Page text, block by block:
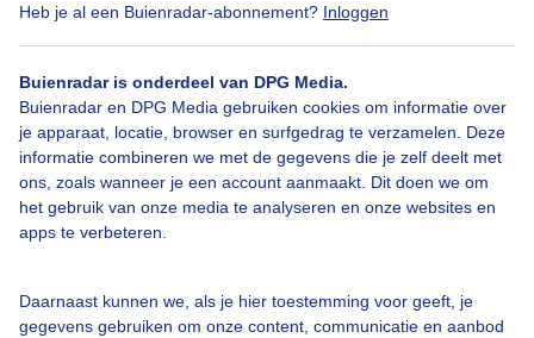
Heb je al een Buienradar-abonnement? Inloggen
Buienradar is onderdeel van DPG Media.
Buienradar en DPG Media gebruiken cookies om informatie over
je apparaat, locatie, browser en surfgedrag te verzamelen. Deze
informatie combineren we met de gegevens die je zelf deelt met
ons, zoals wanneer je een account aanmaakt. Dit doen we om
het gebruik van onze media te analyseren en onze websites en
apps te verbeteren.
Daarnaast kunnen we, als je hier toestemming voor geeft, je
gegevens gebruiken om onze content, communicatie en aanbod
Bekijk slideshow
Een moment geduld aub...